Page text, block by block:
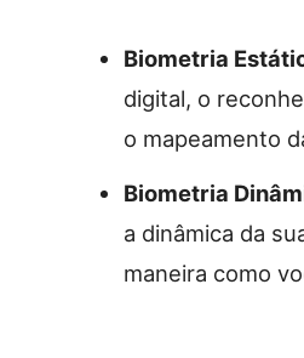
Biometria
digital, o
o mapeamento
Biometria
a dinâmica da
maneira como